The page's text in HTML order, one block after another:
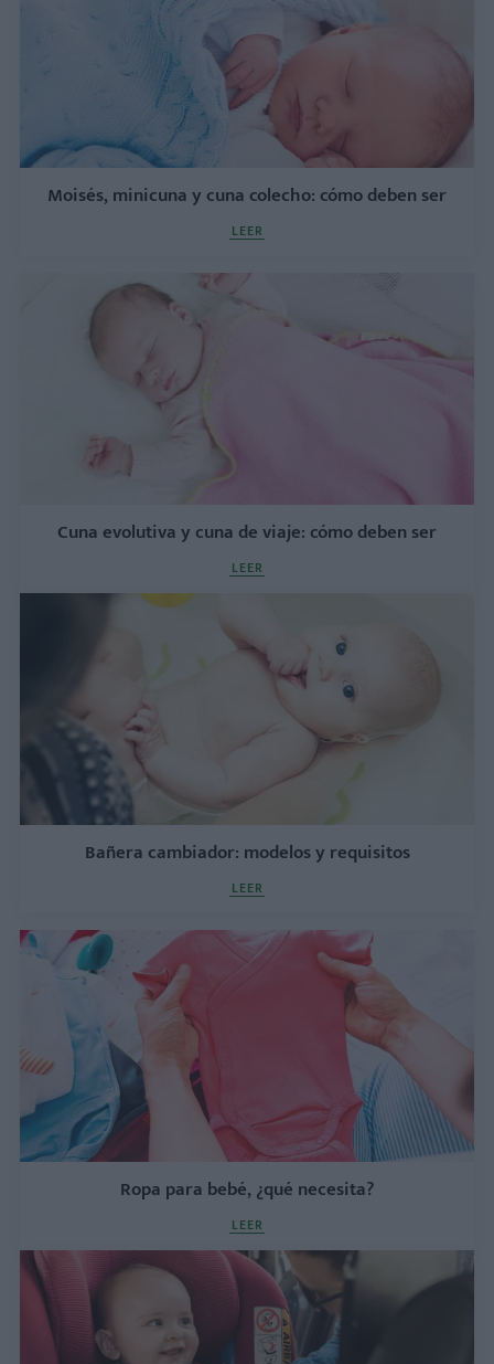
Moisés, minicuna y cuna colecho: cómo deben ser
LEER
Cuna evolutiva y cuna de viaje: cómo deben ser
LEER
Bañera cambiador: modelos y requisitos
LEER
Ropa para bebé, ¿qué necesita?
LEER